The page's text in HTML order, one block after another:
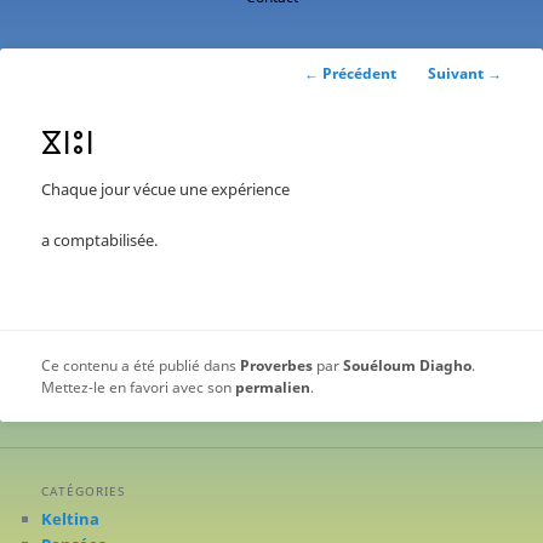
Navigation
← Précédent Suivant →
ⴵⵏⵓⵏ
Chaque jour vécue une expérience
a comptabilisée.
Ce contenu a été publié dans Proverbes parSouéloum Diagho.
Mettez-le en favori avec son permalien.
CATÉGORIES
Keltina